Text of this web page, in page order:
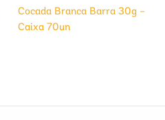
Cocada Branca Barra 30g –
Caixa 70un